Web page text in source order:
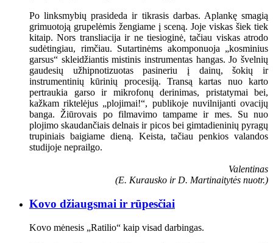
Po linksmybių prasideda ir tikrasis darbas. Aplankę smagią
grimuotoją grupelėmis žengiame į sceną. Joje viskas šiek tiek
kitaip. Nors transliacija ir ne tiesioginė, tačiau viskas atrodo
sudėtingiau, rimčiau. Sutartinėms akomponuoja „kosminius
garsus“ skleidžiantis mistinis instrumentas hangas. Jo švelnių
gaudesių užhipnotizuotas pasineriu į dainų, šokių ir
instrumentinių kūrinių procesiją. Transą kartas nuo karto
pertraukia garso ir mikrofonų derinimas, pristatymai bei,
kažkam riktelėjus „plojimai!“, publikoje nuvilnijanti ovacijų
banga. Žiūrovais po filmavimo tampame ir mes. Su nuo
plojimo skaudančiais delnais ir picos bei gimtadieninių pyragų
trupiniais baigiame dieną. Keista, tačiau penkios valandos
studijoje neprailgo.
Valentinas
(E. Kurausko ir D. Martinaitytės nuotr.)
Kovo džiaugsmai ir rūpesčiai
Kovo mėnesis „Ratilio“ kaip visad darbingas.